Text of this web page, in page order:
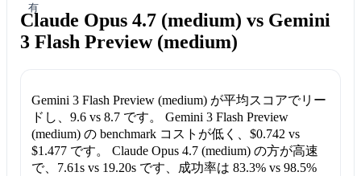
有
Claude Opus 4.7 (medium) vs Gemini
3 Flash Preview (medium)
Gemini 3 Flash Preview (medium)が平均スコアでリー
ドし、 9.6vs 8.7です。 Gemini 3 Flash Preview
(medium)の benchmark コストが低く、 $0.742 vs
$1.477です。 Claude Opus 4.7 (medium)の方が高速
で、 7.61svs 19.20sです、成功率は 83.3%vs 98.5%